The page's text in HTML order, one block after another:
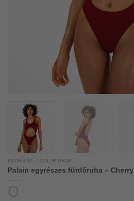
KEZDŐLAP COLOR DROP
Palain egyrészes fürdőruha – Cherry